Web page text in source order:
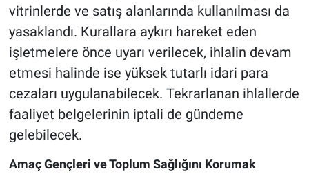
vitrinlerde ve satış alanlarında kullanılması da
yasaklandı. Kurallara aykırı hareket eden
işletmelere önce uyarı verilecek, ihlalin devam
etmesi halinde ise yüksek tutarlı idari para
cezaları uygulanabilecek. Tekrarlanan ihlallerde
faaliyet belgelerinin iptali de gündeme
gelebilecek.
Amaç Gençleri ve Toplum Sağlığını Korumak